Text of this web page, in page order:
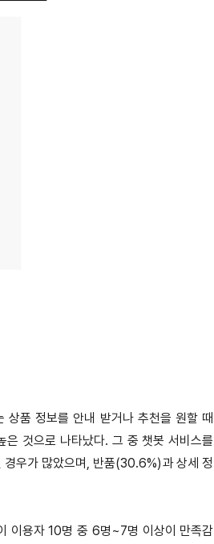
상품 정보를 안내 받거나 추천을 원할 때
것으로 나타났다. 그 중 챗봇 서비스를
우가 많았으며, 반품(30.6%)과 상세 정
이용자 10명 중 6명~7명 이상이 만족감